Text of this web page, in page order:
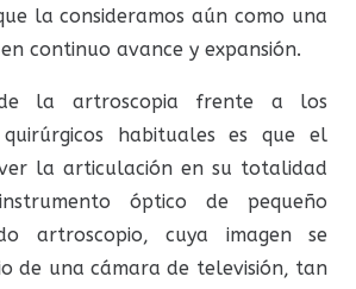
la consideramos aún como una
continuo avance y expansión.
la artroscopia frente a los
quirúrgicos habituales es que el
la articulación en su totalidad
óptico de pequeño
artroscopio, cuya imagen se
de una cámara de televisión, tan